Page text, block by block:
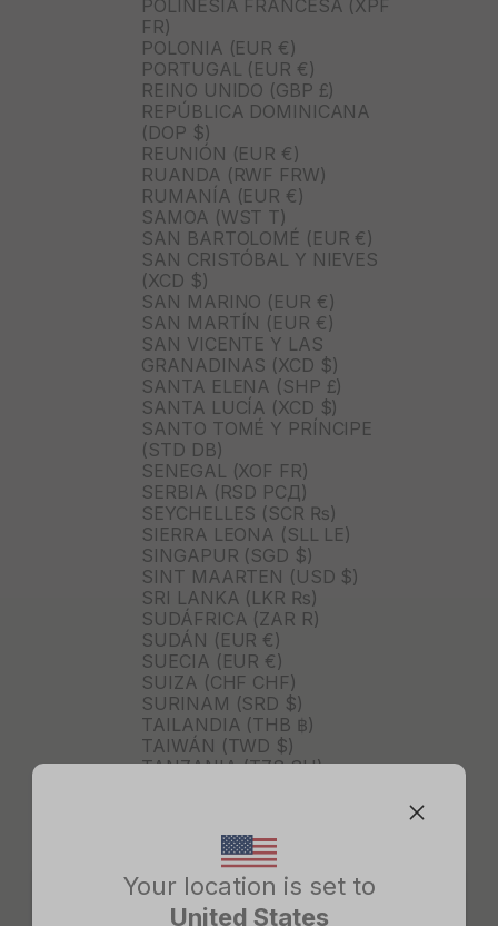
Your location is set to
United States
POLINESIA FRANCESA (XPF
FR)
POLONIA (EUR €)
PORTUGAL (EUR €)
REINO UNIDO (GBP £)
REPÚBLICA DOMINICANA
(DOP $)
REUNIÓN (EUR €)
RUANDA (RWF FRW)
RUMANÍA (EUR €)
SAMOA (WST T)
SAN BARTOLOMÉ (EUR €)
SAN CRISTÓBAL Y NIEVES
(XCD $)
SAN MARINO (EUR €)
SAN MARTÍN (EUR €)
SAN VICENTE Y LAS
GRANADINAS (XCD $)
SANTA ELENA (SHP £)
SANTA LUCÍA (XCD $)
SANTO TOMÉ Y PRÍNCIPE
(STD DB)
SENEGAL (XOF FR)
SERBIA (RSD РСД)
SEYCHELLES (SCR ₨)
SIERRA LEONA (SLL LE)
SINGAPUR (SGD $)
SINT MAARTEN (USD $)
SRI LANKA (LKR ₨)
SUDÁFRICA (ZAR R)
SUDÁN (EUR €)
SUECIA (EUR €)
SUIZA (CHF CHF)
SURINAM (SRD $)
TAILANDIA (THB ฿)
TAIWÁN (TWD $)
TANZANIA (TZS SH)
TONGA (TOP T$)
TRINIDAD Y TOBAGO (TTD
TURKMENISTÁN (USD $)
TURQUÍA (TRY ₺)